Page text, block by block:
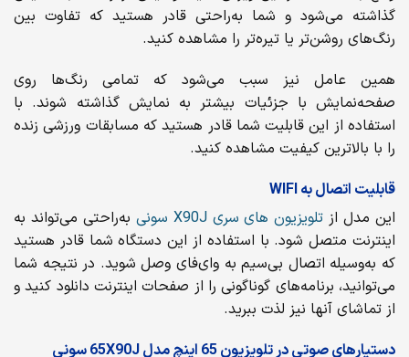
گذاشته می‌شود و شما به‌راحتی قادر هستید که تفاوت بین
رنگ‌های روشن‌تر یا تیره‌تر را مشاهده کنید.
همین عامل نیز سبب می‌شود که تمامی رنگ‌ها روی
صفحه‌نمایش با جزئیات بیشتر به نمایش گذاشته شوند. با
استفاده از این قابلیت شما قادر هستید که مسابقات ورزشی زنده
را با بالاترین کیفیت مشاهده کنید.
قابلیت اتصال به WIFI
این مدل از تلویزیون های سری X90J سونی
به‌راحتی می‌تواند به
اینترنت متصل شود. با استفاده از این دستگاه شما قادر هستید
که به‌وسیله اتصال بی‌سیم به وای‌فای وصل شوید. در نتیجه شما
می‌توانید، برنامه‌های گوناگونی را از صفحات اینترنت دانلود کنید و
از تماشای آنها نیز لذت ببرید.
دستیارهای صوتی در تلویزیون 65 اینچ مدل 65X90J سونی